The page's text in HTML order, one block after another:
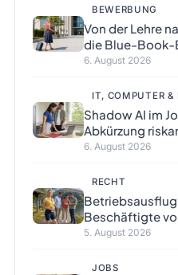
BEWERBUNG
Von der Lehre
die Blue-Book-
6. August 2026
IT, COMPUTER &
Shadow AI im
Abkürzung
6. August 2026
RECHT
Beschäftigte
5. August 2026
JOBS